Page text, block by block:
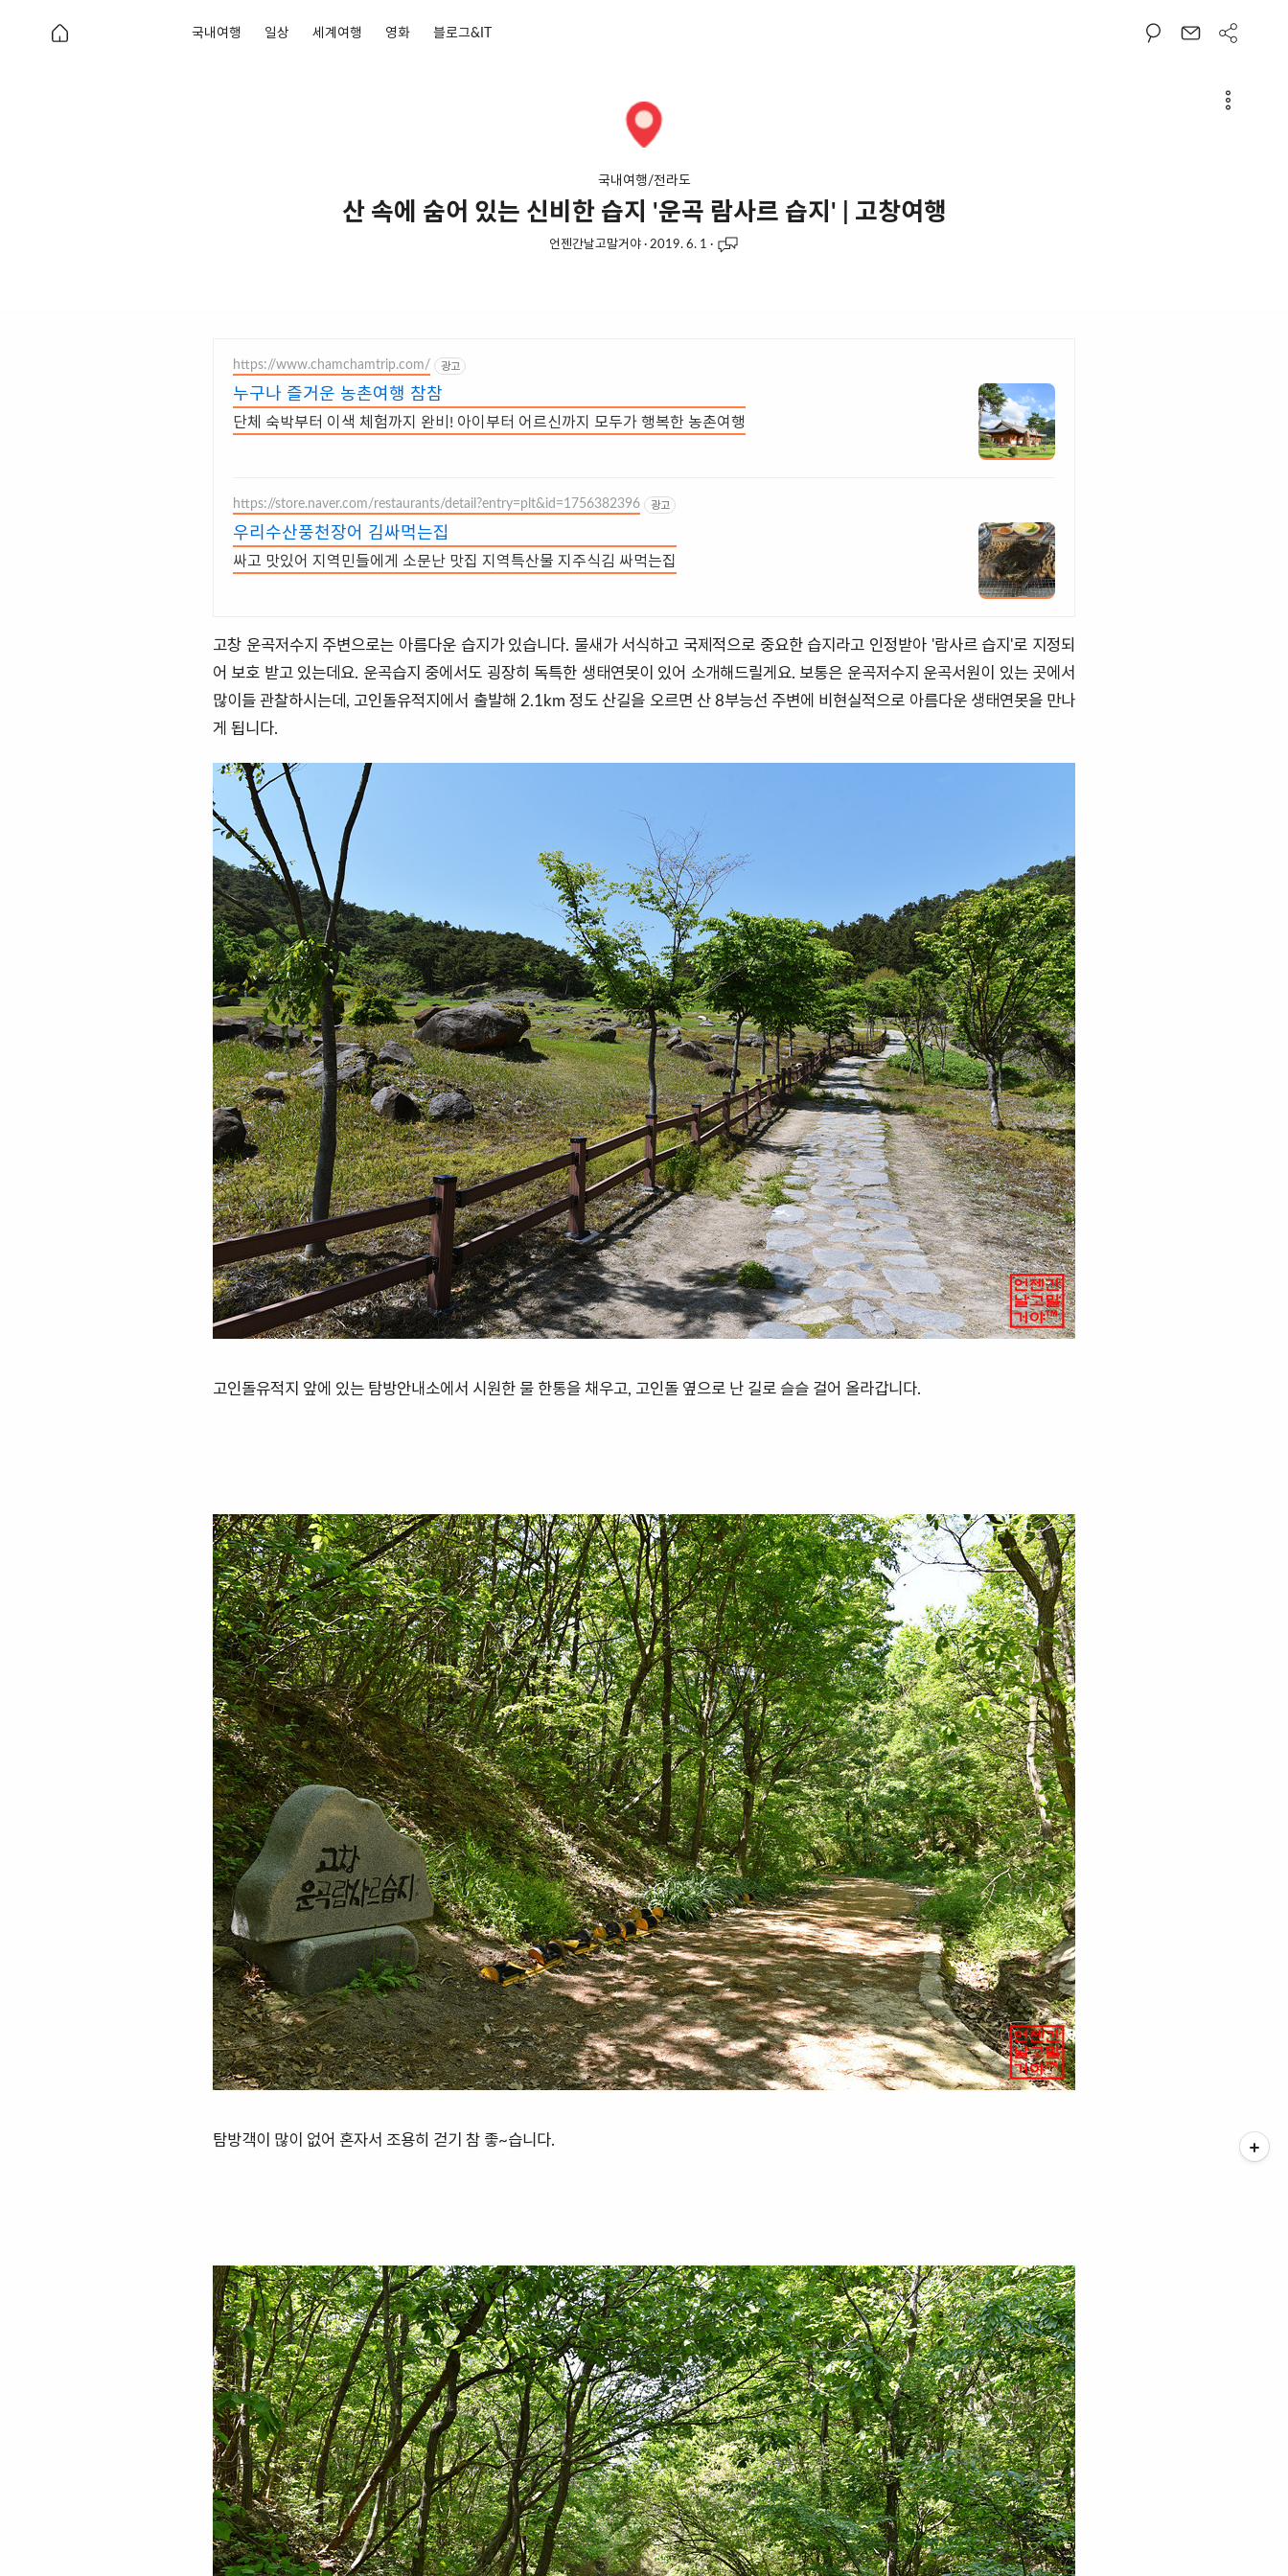
국내여행 일상 세계여행 영화 블로그&IT
국내여행/전라도
산 속에 숨어 있는 신비한 습지 '운곡 람사르 습지' | 고창여행
언젠간날고말거야· 2019. 6. 1 ·
https://www.chamchamtrip.com/ 광고
누구나 즐거운 농촌여행 참참
단체 숙박부터 이색 체험까지 완비! 아이부터 어르신까지 모두가 행복한 농촌여행
https://store.naver.com/restaurants/detail?entry=plt&id=1756382396 광고
우리수산풍천장어 김싸먹는집
싸고 맛있어 지역민들에게 소문난 맛집 지역특산물 지주식김 싸먹는집
고창 운곡저수지 주변으로는 아름다운 습지가 있습니다. 물새가 서식하고 국제적으로 중요한 습지라고 인정받아 '람사르 습지'로 지정되
어 보호 받고 있는데요. 운곡습지 중에서도 굉장히 독특한 생태연못이 있어 소개해드릴게요. 보통은 운곡저수지 운곡서원이 있는 곳에서
많이들 관찰하시는데, 고인돌유적지에서 출발해 2.1km 정도 산길을 오르면 산 8부능선 주변에 비현실적으로 아름다운 생태연못을 만나
게 됩니다.
고인돌유적지 앞에 있는 탐방안내소에서 시원한 물 한통을 채우고, 고인돌 옆으로 난 길로 슬슬 걸어 올라갑니다.
탐방객이 많이 없어 혼자서 조용히 걷기 참 좋~습니다.